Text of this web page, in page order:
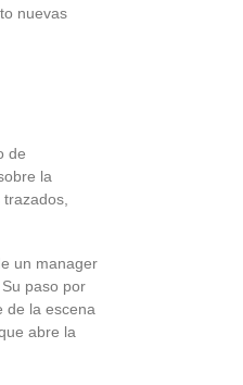
nuevas
de
la
un manager
paso por
de la escena
abre la